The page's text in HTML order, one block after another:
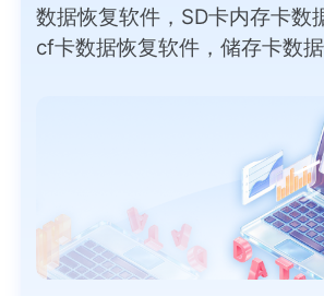
数据恢复软件，SD卡内存卡数
cf卡数据恢复软件，储存卡数